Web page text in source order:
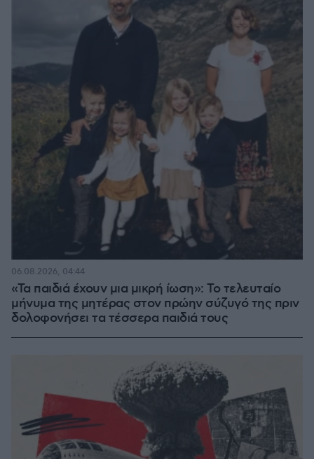
«Τα παιδιά έχουν μια μικρή ίωση»: Το τελευταίο
μήνυμα της μητέρας στον πρώην σύζυγό της πριν
δολοφονήσει τα τέσσερα παιδιά τους
06.08.2026, 04:44